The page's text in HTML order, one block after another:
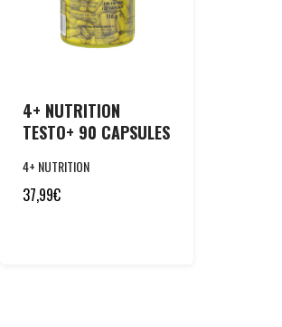
4+ NUTRITION
TESTO+ 90 CAPSULES
4+ NUTRITION
37,99€